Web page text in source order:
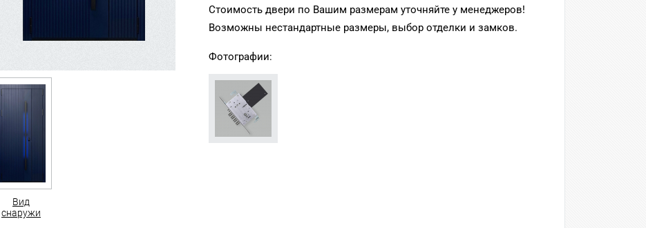
Вид
снаружи
Стоимость двери по Вашим размерам уточняйте у менеджеров!
Возможны нестандартные размеры, выбор отделки и замков.
Фотографии: